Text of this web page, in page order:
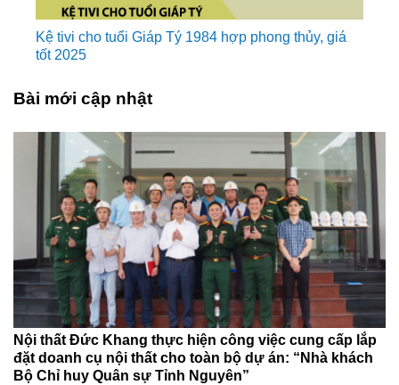
Kệ tivi cho tuổi Giáp Tý 1984 hợp phong thủy, giá
tốt 2025
Bài mới cập nhật
Nội thất Đức Khang thực hiện công việc cung cấp lắp
đặt doanh cụ nội thất cho toàn bộ dự án: “Nhà khách
Bộ Chỉ huy Quân sự Tỉnh Nguyên”